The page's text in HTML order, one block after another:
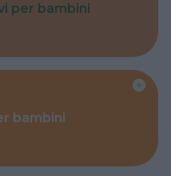
per bambini
bambini